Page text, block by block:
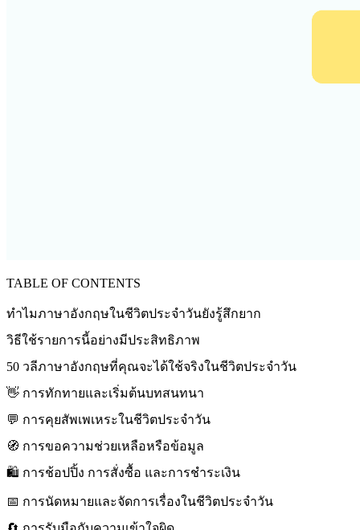
TABLE OF CONTENTS
ทำไมภาษาอังกฤษในชีวิตประจำวันยังรู้สึกยาก
วิธีใช้รายการนี้อย่างมีประสิทธิภาพ
50 วลีภาษาอังกฤษที่คุณจะได้ใช้จริงในชีวิตประจำวัน
👋 การทักทายและเริ่มต้นบทสนทนา
💬 การคุยสัพเพเหระในชีวิตประจำวัน
🧭 การขอความช่วยเหลือหรือข้อมูล
🛍️ การช้อปปิ้ง การสั่งซื้อ และการชำระเงิน
📅 การนัดหมายและจัดการเรื่องในชีวิตประจำวัน